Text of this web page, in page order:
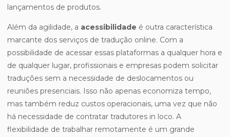
lançamentos de produtos.
Além da agilidade, a acessibilidade é outra característica
marcante dos serviços de tradução online. Com a
possibilidade de acessar essas plataformas a qualquer hora e
de qualquer lugar, profissionais e empresas podem solicitar
traduções sem a necessidade de deslocamentos ou
reuniões presenciais. Isso não apenas economiza tempo,
mas também reduz custos operacionais, uma vez que não
há necessidade de contratar tradutores in loco. A
flexibilidade de trabalhar remotamente é um grande